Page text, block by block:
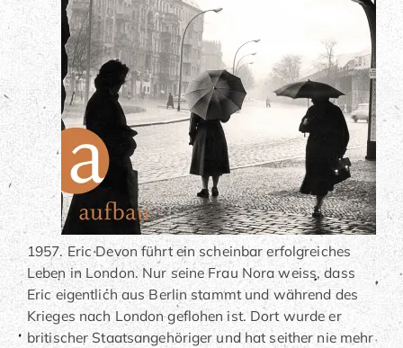
1957. Eric Devon führt ein scheinbar erfolgreiches
Leben in London. Nur seine Frau Nora weiss, dass
Eric eigentlich aus Berlin stammt und während des
Krieges nach London geflohen ist. Dort wurde er
britischer Staatsangehöriger und hat seither nie mehr